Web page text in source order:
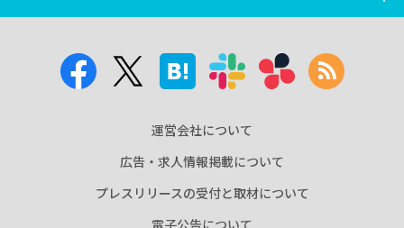
運営会社について
広告・求人情報掲載について
プレスリリースの受付と取材について
電子公告について